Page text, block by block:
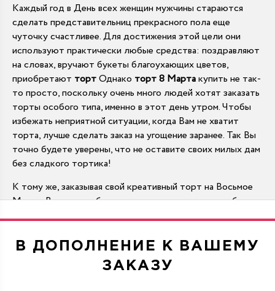
Каждый год в День всех женщин мужчины стараются
сделать представительниц прекрасного пола еще
чуточку счастливее. Для достижения этой цели они
используют практически любые средства: поздравляют
на словах, вручают букеты благоухающих цветов,
приобретают тортОднако торт 8 Мартакупить не так-
то просто, поскольку очень много людей хотят заказать
торты особого типа, именно в этот день утром. Чтобы
избежать неприятной ситуации, когда Вам не хватит
торта, лучше сделать заказ на угощение заранее. Так Вы
точно будете уверены, что не оставите своих милых дам
без сладкого тортика!
К тому же, заказывая свой креативный торт на Восьмое
Марта, Вы можете быть уверены в том, что у него будет
именно та начинка и то оформление, которое придется
сводится к тому, чтобы выбрать наиболее подходящий
из имеющихся. А, заказывая торты в кондитерской
студии, Вы знаете, что получите не лучшее из
В ДОПОЛНЕНИЕ К ВАШЕМУ
ЗАКАЗУ